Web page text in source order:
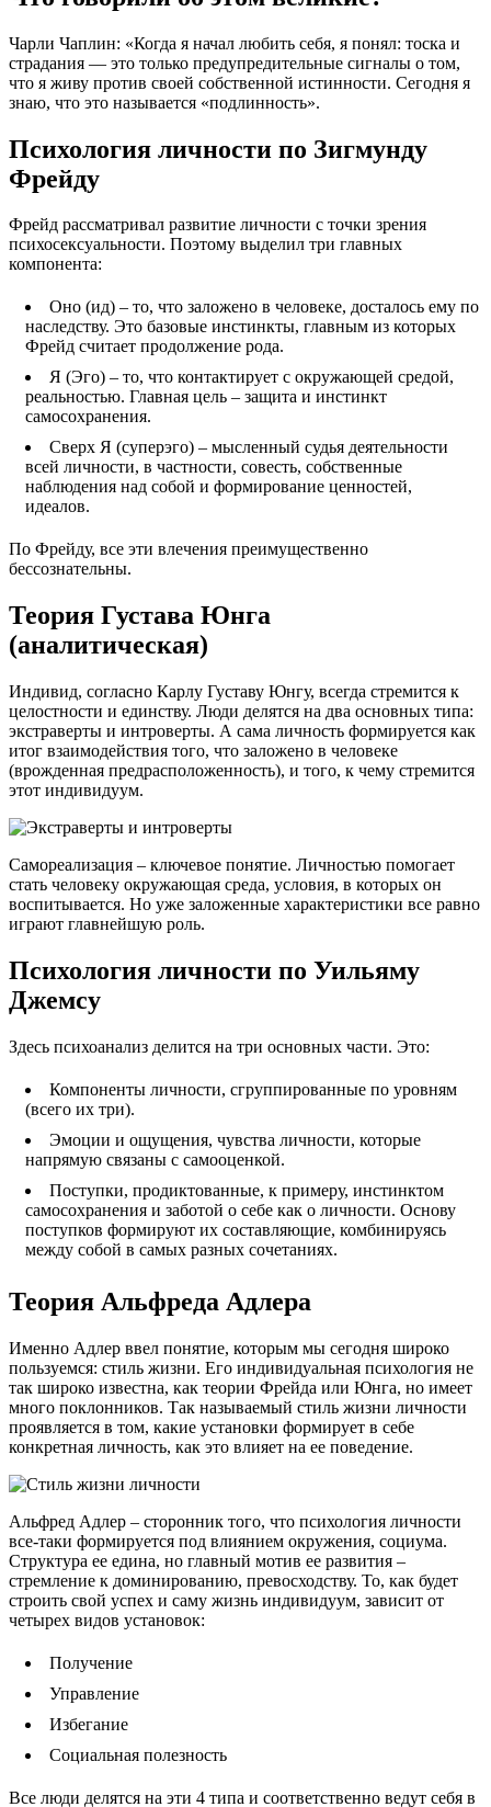
Чарли Чаплин: «Когда я начал любить себя, я понял: тоска и
страдания — это только предупредительные сигналы о том,
что я живу против своей собственной истинности. Сегодня я
знаю, что это называется «подлинность».
Психология личности по Зигмунду
Фрейду
Фрейд рассматривал развитие личности с точки зрения
психосексуальности. Поэтому выделил три главных
компонента:
Оно (ид) – то, что заложено в человеке, досталось ему по
наследству. Это базовые инстинкты, главным из которых
Фрейд считает продолжение рода.
Я (Эго) – то, что контактирует с окружающей средой,
реальностью. Главная цель – защита и инстинкт
самосохранения.
Сверх Я (суперэго) – мысленный судья деятельности
всей личности, в частности, совесть, собственные
наблюдения над собой и формирование ценностей,
идеалов.
По Фрейду, все эти влечения преимущественно
бессознательны.
Теория Густава Юнга
(аналитическая)
Индивид, согласно Карлу Густаву Юнгу, всегда стремится к
целостности и единству. Люди делятся на два основных типа:
экстраверты и интроверты. А сама личность формируется как
итог взаимодействия того, что заложено в человеке
(врожденная предрасположенность), и того, к чему стремится
этот индивидуум.
Самореализация – ключевое понятие. Личностью помогает
стать человеку окружающая среда, условия, в которых он
воспитывается. Но уже заложенные характеристики все равно
играют главнейшую роль.
Психология личности по Уильяму
Джемсу
Здесь психоанализ делится на три основных части. Это:
Компоненты личности, сгруппированные по уровням
(всего их три).
Эмоции и ощущения, чувства личности, которые
напрямую связаны с самооценкой.
Поступки, продиктованные, к примеру, инстинктом
самосохранения и заботой о себе как о личности. Основу
поступков формируют их составляющие, комбинируясь
между собой в самых разных сочетаниях.
Теория Альфреда Адлера
Именно Адлер ввел понятие, которым мы сегодня широко
пользуемся: стиль жизни. Его индивидуальная психология не
так широко известна, как теории Фрейда или Юнга, но имеет
много поклонников. Так называемый стиль жизни личности
проявляется в том, какие установки формирует в себе
конкретная личность, как это влияет на ее поведение.
Альфред Адлер – сторонник того, что психология личности
все-таки формируется под влиянием окружения, социума.
Структура ее едина, но главный мотив ее развития –
стремление к доминированию, превосходству. То, как будет
строить свой успех и саму жизнь индивидуум, зависит от
четырех видов установок:
Получение
Управление
Избегание
Социальная полезность
Все люди делятся на эти 4 типа и соответственно ведут себя в